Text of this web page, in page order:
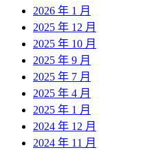
2026 年 1 月
2025 年 12 月
2025 年 10 月
2025 年 9 月
2025 年 7 月
2025 年 4 月
2025 年 1 月
2024 年 12 月
2024 年 11 月